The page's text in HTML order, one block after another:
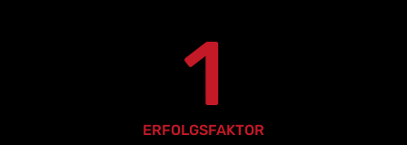
1
ERFOLGSFAKTOR